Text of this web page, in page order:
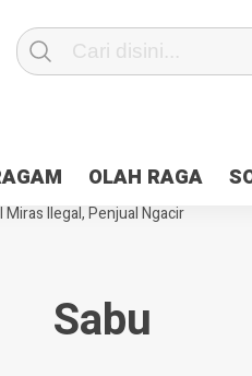
OLAH RAGA
Jayapura
Pesan Sejuk Polri di
Pilkada Jayapura Cair 10
Ilegal, Penjual Ngacir
Sabu